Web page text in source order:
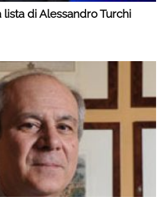
di Alessandro Turchi